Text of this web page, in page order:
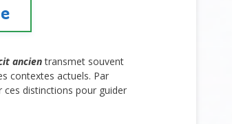
ancientransmet souvent
contextes actuels. Par
ces distinctions pour guider